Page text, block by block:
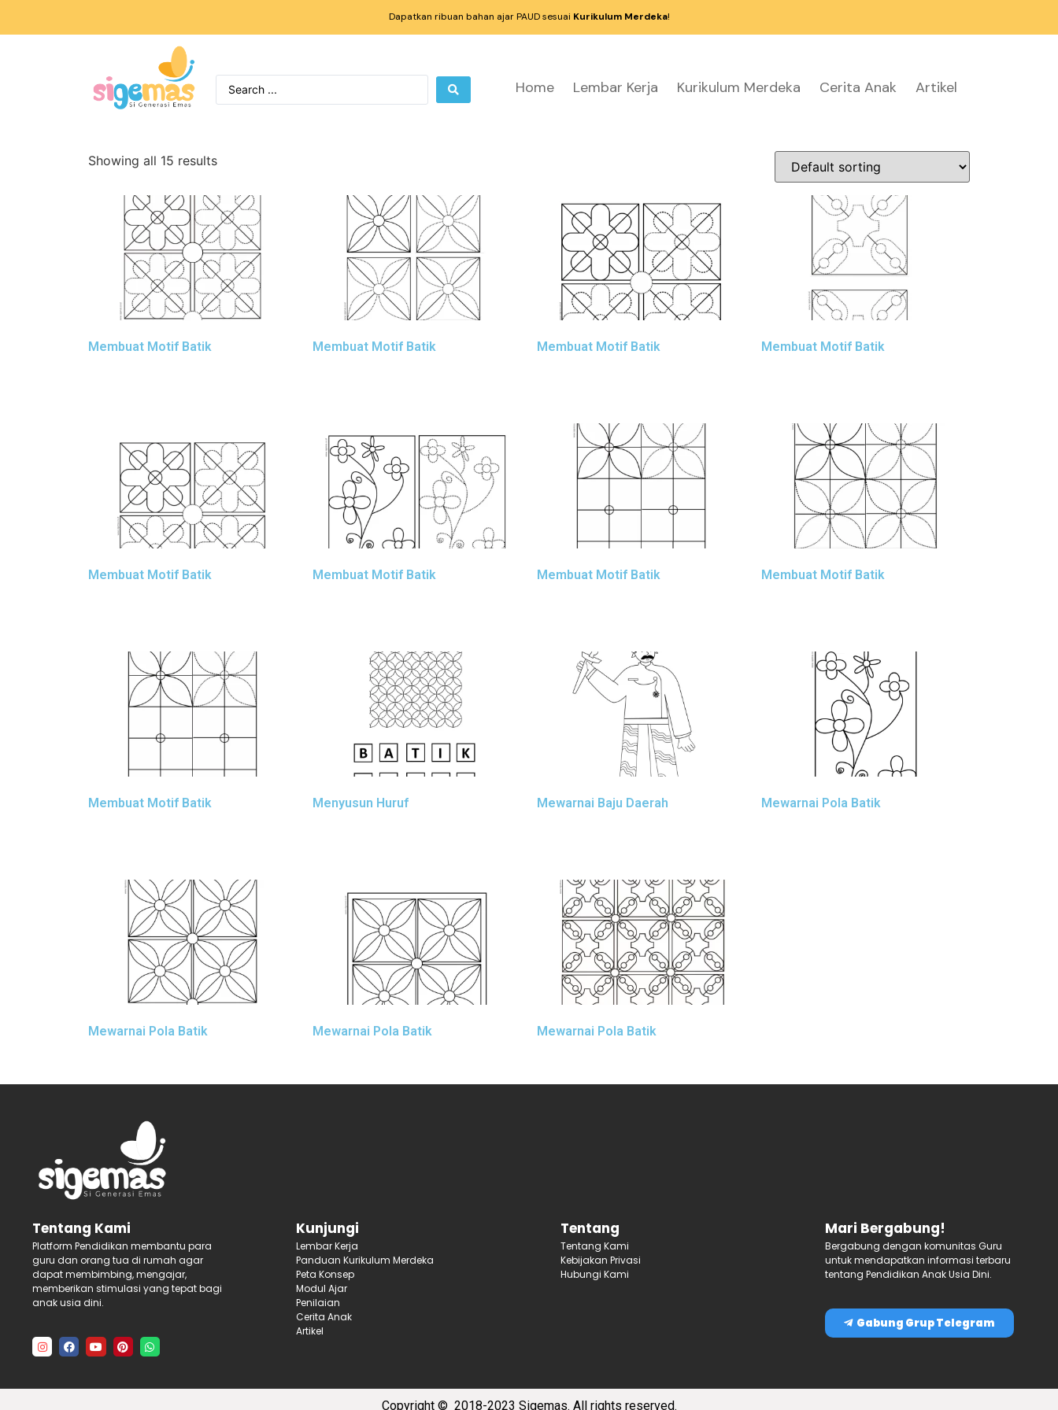
Dapatkan ribuan bahan ajar PAUD sesuai Kurikulum Merdeka!
Home Lembar Kerja Kurikulum Merdeka Cerita Anak Artikel
Showing all 15 results
Membuat Motif Batik Membuat Motif Batik Membuat Motif Batik Membuat Motif Batik
Membuat Motif Batik Membuat Motif Batik Membuat Motif Batik Membuat Motif Batik
Membuat Motif Batik Menyusun Huruf Mewarnai Baju Daerah Mewarnai Pola Batik
Mewarnai Pola Batik Mewarnai Pola Batik Mewarnai Pola Batik
Tentang Kami
Platform Pendidikan membantu para
guru dan orang tua di rumah agar
dapat membimbing, mengajar,
memberikan stimulasi yang tepat bagi
anak usia dini.
Kunjungi
Lembar Kerja
Panduan Kurikulum Merdeka
Peta Konsep
Modul Ajar
Penilaian
Cerita Anak
Artikel
Tentang
Tentang Kami
Kebijakan Privasi
Hubungi Kami
Mari Bergabung!
Bergabung dengan komunitas Guru
untuk mendapatkan informasi terbaru
tentang Pendidikan Anak Usia Dini.
Gabung Grup Telegram
Copyright© 2018-2023 Sigemas. All rights reserved.